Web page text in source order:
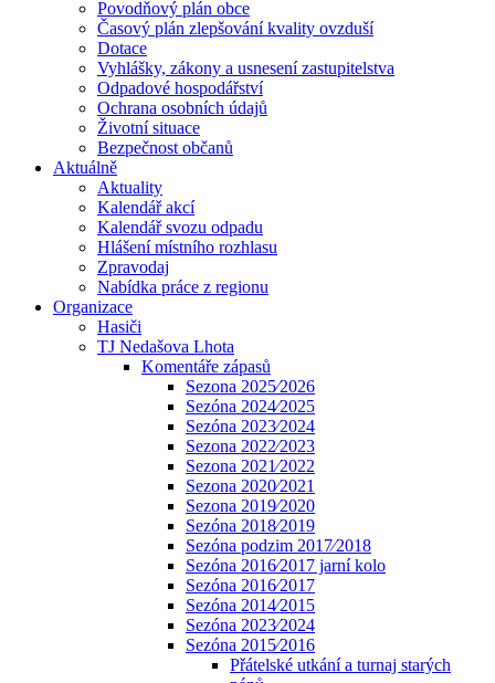
Povodňový plán obce
Časový plán zlepšování kvality ovzduší
Dotace
Vyhlášky, zákony a usnesení zastupitelstva
Odpadové hospodářství
Ochrana osobních údajů
Životní situace
Bezpečnost občanů
Aktuálně
Aktuality
Kalendář akcí
Kalendář svozu odpadu
Hlášení místního rozhlasu
Zpravodaj
Nabídka práce z regionu
Organizace
Hasiči
TJ Nedašova Lhota
Komentáře zápasů
Sezona 2025⁄2026
Sezóna 2024⁄2025
Sezóna 2023⁄2024
Sezona 2022⁄2023
Sezona 2021⁄2022
Sezona 2020⁄2021
Sezona 2019⁄2020
Sezóna 2018⁄2019
Sezóna podzim 2017⁄2018
Sezóna 2016⁄2017 jarní kolo
Sezóna 2016⁄2017
Sezóna 2014⁄2015
Sezóna 2023⁄2024
Sezóna 2015⁄2016
Přátelské utkání a turnaj starých